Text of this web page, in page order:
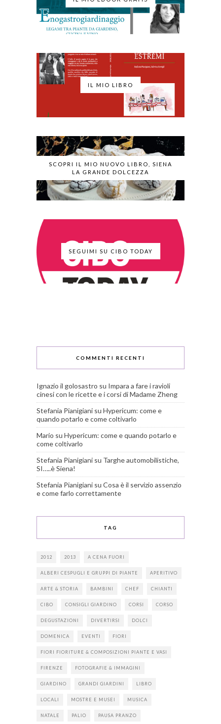
IL MIO LIBRO
SCOPRI IL MIO NUOVO LIBRO, SIENA
LA GRANDE DOLCEZZA
SEGUIMI SU CIBO TODAY
COMMENTI RECENTI
Ignazio il golosastro su Impara a fare i ravioli
cinesi con le ricette e i corsi di Madame Zheng
Stefania Pianigiani su Hypericum: come e
quando potarlo e come coltivarlo
Mario su Hypericum: come e quando potarlo e
come coltivarlo
Stefania Pianigiani su Targhe automobilistiche,
SI…..è Siena!
Stefania Pianigiani su Cosa è il servizio assenzio
e come farlo correttamente
TAG
2012 2013 A CENA FUORI
ALBERI CESPUGLI E GRUPPI DI PIANTE APERITIVO
ARTE & STORIA BAMBINI CHEF CHIANTI
CIBO CONSIGLI GIARDINO CORSI CORSO
DEGUSTAZIONI DIVERTIRSI DOLCI
DOMENICA EVENTI FIORI
FIORI FIORITURE & COMPOSIZIONI PIANTE E VASI
FIRENZE FOTOGRAFIE & IMMAGINI
GIARDINO GRANDI GIARDINI LIBRO
LOCALI MOSTRE E MUSEI MUSICA
NATALE PALIO PAUSA PRANZO